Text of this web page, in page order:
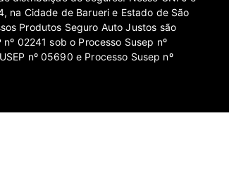
na Cidade de Barueri e Estado de São
Produtos Seguro Auto Justos são
02241 sob o Processo Susep nº
nº 05690 e Processo Susep nº